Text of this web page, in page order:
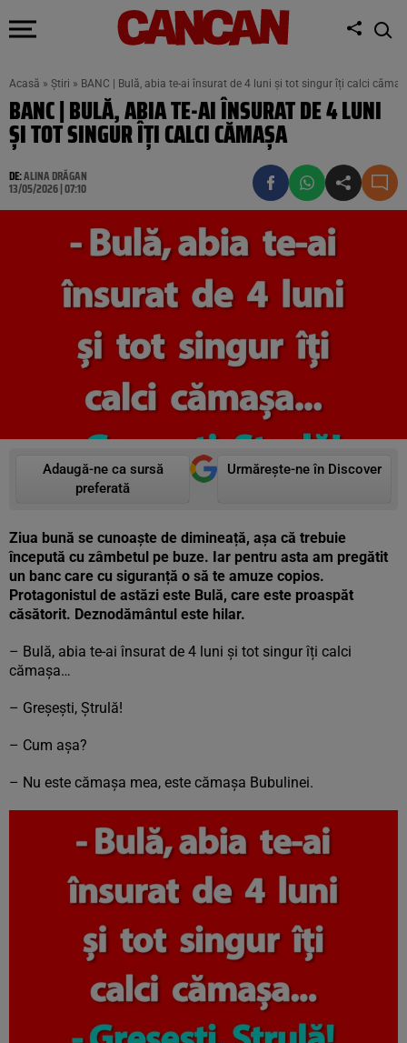
Acasă » Știri » BANC | Bulă, abia te-ai însurat de 4 luni și tot singur îți calci
BANC | BULĂ, ABIA TE-AI ÎNSURAT DE 4 LUNI
ȘI TOT SINGUR ÎȚI CALCI CĂMAȘA
DE:ALINA DRĂGAN
13/05/2026 | 07:10
Adaugă-ne ca sursă
preferată
Urmărește-ne în Discover
Ziua bună se cunoaște de dimineață, așa că trebuie
începută cu zâmbetul pe buze. Iar pentru asta am pregătit
un banc care cu siguranță o să te amuze copios.
Protagonistul de astăzi este Bulă, care este proaspăt
căsătorit. Deznodământul este hilar.
– Bulă, abia te-ai însurat de 4 luni și tot singur îți calci
cămașa…
– Greșești, Ștrulă!
– Cum așa?
– Nu este cămașa mea, este cămașa Bubulinei.